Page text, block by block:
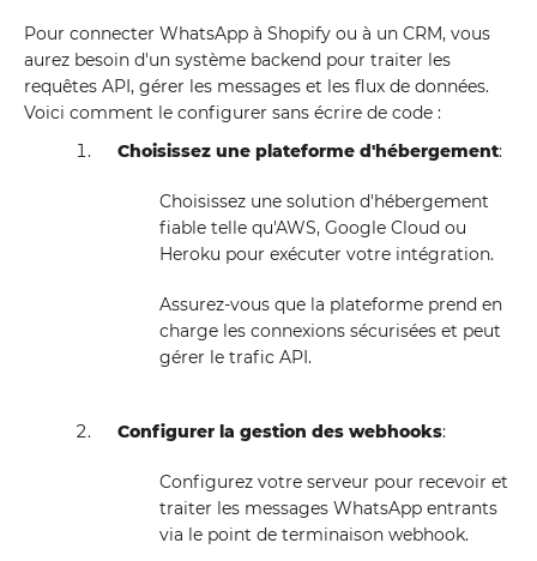
Pour connecter WhatsApp à Shopify ou à un CRM, vous
aurez besoin d'un système backend pour traiter les
requêtes API, gérer les messages et les flux de données.
Voici comment le configurer sans écrire de code :
Choisissez une plateforme d'hébergement:
Choisissez une solution d'hébergement
fiable telle qu'AWS, Google Cloud ou
Heroku pour exécuter votre intégration.
Assurez-vous que la plateforme prend en
charge les connexions sécurisées et peut
gérer le trafic API.
Configurer la gestion des webhooks:
Configurez votre serveur pour recevoir et
traiter les messages WhatsApp entrants
via le point de terminaison webhook.